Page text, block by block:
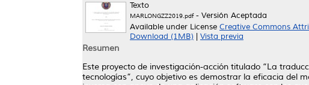
Texto
MARLONGZZ2019.pdf- Versión Aceptada
Available under License Creative Commons
Download (1MB)
Vista previa
Resumen
Este proyecto de investigación-acción titulado “La
tecnologías”, cuyo objetivo es demostrar la eficacia del